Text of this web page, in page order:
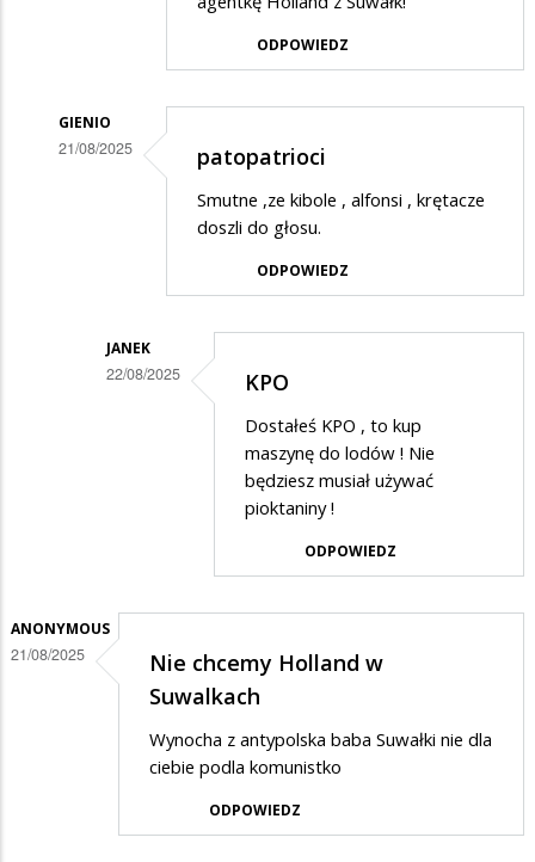
na
ODPOWIEDZ
GIENIO
21/08/2025 patopatrioci
Smutne ,ze kibole , alfonsi , krętacze
doszli do głosu.
ODPOWIEDZ
JANEK
22/08/2025
patopatrioci
KPO
Dostałeś KPO , to kup
maszynę do lodów ! Nie
będziesz musiał używać
pioktaniny !
ODPOWIEDZ
ANONYMOUS
21/08/2025
Nie chcemy Holland w
Suwalkach
Wynocha z antypolska baba Suwałki nie dla
ciebie podla komunistko
ODPOWIEDZ